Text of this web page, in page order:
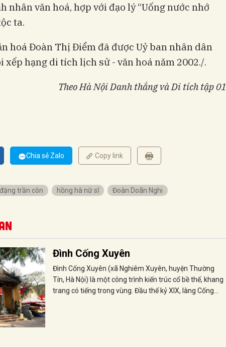
nhân văn hoá, hợp với đạo lý “Uống nước nhớ
ta.
hoá Đoàn Thị Điểm đã được Uỷ ban nhân dân
xếp hạng di tích lịch sử - văn hoá năm 2002./.
Theo Hà Nội Danh thắng và Di tích tập 01
Chia sẻ Zalo Copy link
đặng trần côn hồng hà nữ sĩ Đoàn Doãn Nghi
Đình Cống Xuyên
Đình Cống Xuyên (xã Nghiêm Xuyên, huyện Thường
Tín, Hà Nội) là một công trình kiến trúc cổ bề thế, khang
trang có tiếng trong vùng. Đầu thế kỷ XIX, làng Cống